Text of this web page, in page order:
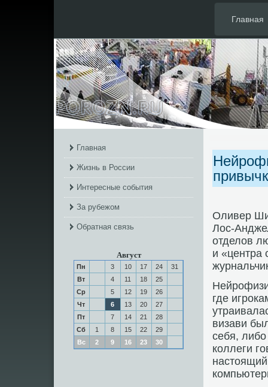
Главная
Главная
Жизнь в России
Интересные события
За рубежом
Обратная связь
Август
Пн 3 10 17 24
31
Вт
4 11 18
25
Ср
5 12 19
26
Чт
6 13 20
27
Пт
7 14 21
28
Сб
1 8 15 22
29
Вс
2 9 16 23 30
Оливер
Лос-
отделов
и «центра
где
визави
себя,
коллеги
настоящий